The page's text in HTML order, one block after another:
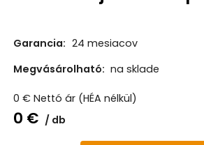
Garancia: 24 mesiacov
Megvásárolható: na sklade
0 € Nettó ár (HÉA nélkül)
0 € db